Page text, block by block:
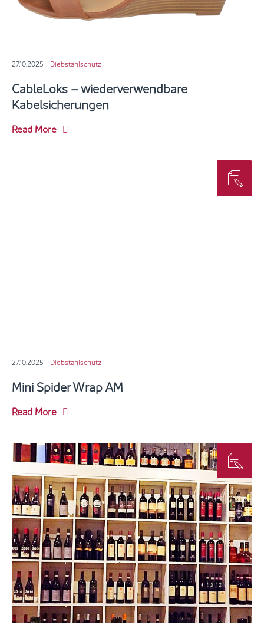
27.10.2025 Diebstahlschutz
CableLoks – wiederverwendbare
Kabelsicherungen
Read More
27.10.2025 Diebstahlschutz
Mini Spider Wrap AM
Read More